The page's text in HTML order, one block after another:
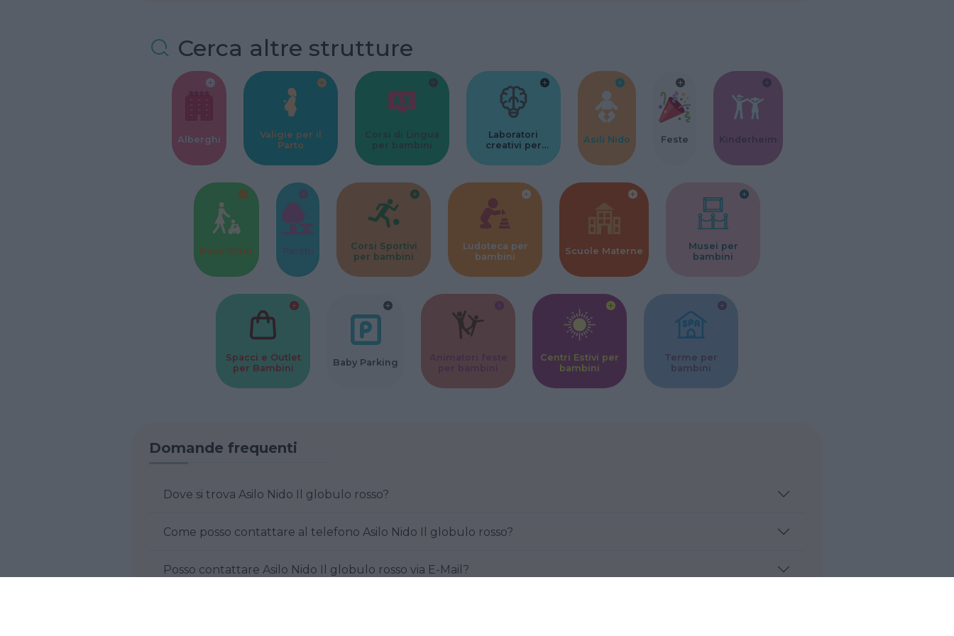
Cerca altre strutture
Alberghi
Valigie per il
Parto
Corsi di Lingua
per bambini
Laboratori
creativi per
Asili Nido Feste Kinderheim
Baby Sitter Parchi
Corsi Sportivi
per bambini
Ludoteca per
bambini
Scuole Materne
Musei per
bambini
Spacci e Outlet
per Bambini
Baby Parking
Centri Estivi per
bambini
Terme per
bambini
Domande frequenti
Dove si trova Asilo Nido Il globulo rosso?
Come posso contattare al telefono Asilo Nido Il globulo rosso?
Posso contattare Asilo Nido Il globulo rosso via E-Mail?